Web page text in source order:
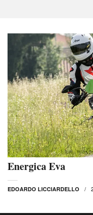
Energica Eva
EDOARDO LICCIARDELLO